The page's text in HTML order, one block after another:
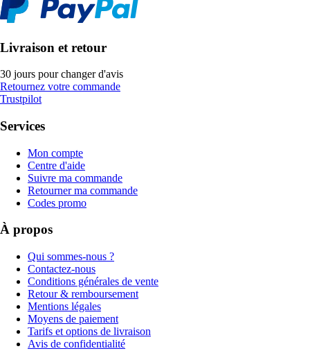
Livraison et retour
30 jours pour changer d'avis
Retournez votre commande
Trustpilot
Services
Mon compte
Centre d'aide
Suivre ma commande
Retourner ma commande
Codes promo
À propos
Qui sommes-nous ?
Contactez-nous
Conditions générales de vente
Retour & remboursement
Mentions légales
Moyens de paiement
Tarifs et options de livraison
Avis de confidentialité